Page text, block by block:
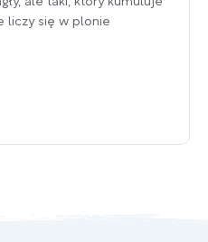
ale taki, który kumuluje
liczy się w plonie